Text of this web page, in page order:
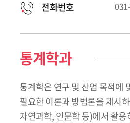
전화번호
통계학과
통계학은 연구 및 산업 목적에
필요한 이론과 방법론을 제시
자연과학, 인문학 등)에서 활